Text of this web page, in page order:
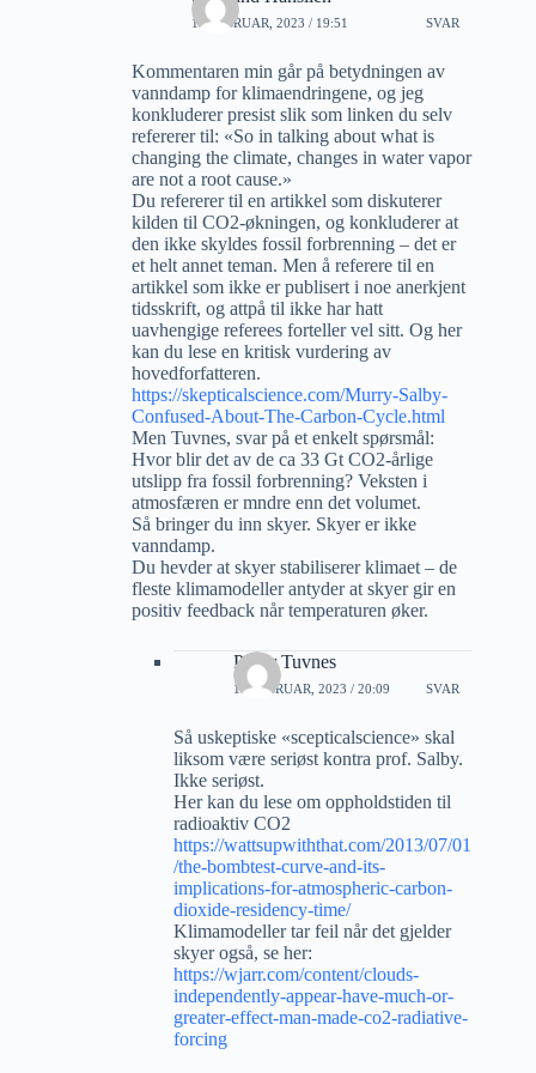
19 FEBRUAR, 2023 / 19:51 SVAR
Kommentaren min går på betydningen av
vanndamp for klimaendringene, og jeg
konkluderer presist slik som linken du selv
refererer til: «So in talking about what is
changing the climate, changes in water vapor
are not a root cause.»
Du refererer til en artikkel som diskuterer
kilden til CO2-økningen, og konkluderer at
den ikke skyldes fossil forbrenning – det er
et helt annet teman. Men å referere til en
artikkel som ikke er publisert i noe anerkjent
tidsskrift, og attpå til ikke har hatt
uavhengige referees forteller vel sitt. Og her
kan du lese en kritisk vurdering av
hovedforfatteren.
https://skepticalscience.com/Murry-Salby-
Confused-About-The-Carbon-Cycle.html
Men Tuvnes, svar på et enkelt spørsmål:
Hvor blir det av de ca 33 Gt CO2-årlige
utslipp fra fossil forbrenning? Veksten i
atmosfæren er mndre enn det volumet.
Så bringer du inn skyer. Skyer er ikke
vanndamp.
Du hevder at skyer stabiliserer klimaet – de
fleste klimamodeller antyder at skyer gir en
positiv feedback når temperaturen øker.
Petter Tuvnes
19 FEBRUAR, 2023 / 20:09 SVAR
Så uskeptiske «scepticalscience» skal
liksom være seriøst kontra prof. Salby.
Ikke seriøst.
Her kan du lese om oppholdstiden til
radioaktiv CO2
https://wattsupwiththat.com/2013/07/01
/the-bombtest-curve-and-its-
implications-for-atmospheric-carbon-
dioxide-residency-time/
Klimamodeller tar feil når det gjelder
skyer også, se her:
https://wjarr.com/content/clouds-
independently-appear-have-much-or-
greater-effect-man-made-co2-radiative-
forcing